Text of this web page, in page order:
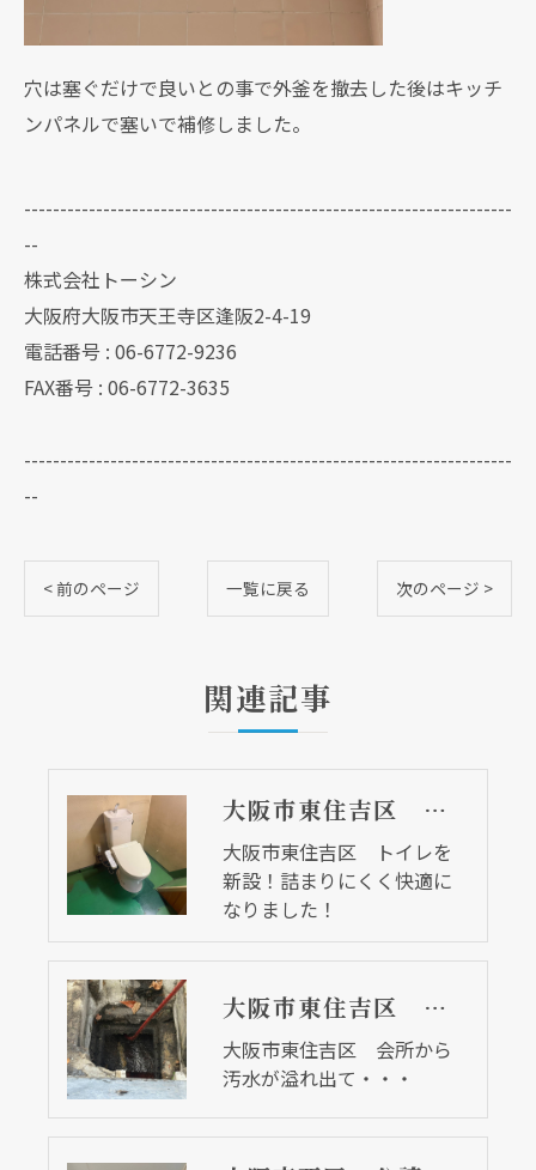
穴は塞ぐだけで良いとの事で外釜を撤去した後はキッチ
ンパネルで塞いで補修しました。
--------------------------------------------------------------------
--
株式会社トーシン
大阪府大阪市天王寺区逢阪2-4-19
電話番号 : 06-6772-9236
FAX番号 : 06-6772-3635
--------------------------------------------------------------------
--
< 前のページ 一覧に戻る 次のページ >
関連記事
大阪市東住吉区 トイレを新設！詰まりにくく快適になりました！
大阪市東住吉区 トイレを
新設！詰まりにくく快適に
なりました！
大阪市東住吉区 会所から汚水が溢れ出て・・・
大阪市東住吉区 会所から
汚水が溢れ出て・・・